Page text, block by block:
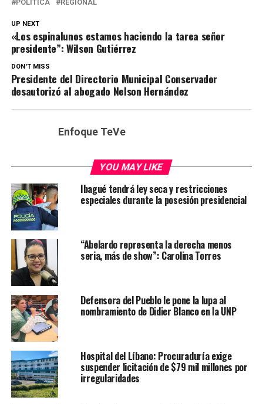
POLÍTICA REGIONAL
UP NEXT
«Los espinalunos estamos haciendo la tarea señor
presidente”: Wilson Gutiérrez
DON'T MISS
Presidente del Directorio Municipal Conservador
desautorizó al abogado Nelson Hernández
Enfoque TeVe
YOU MAY LIKE
Ibagué tendrá ley seca y restricciones
especiales durante la posesión presidencial
“Abelardo representa la derecha menos
seria, más de show”: Carolina Torres
Defensora del Pueblo le pone la lupa al
nombramiento de Didier Blanco en la UNP
Hospital del Líbano: Procuraduría exige
suspender licitación de $79 mil millones por
irregularidades